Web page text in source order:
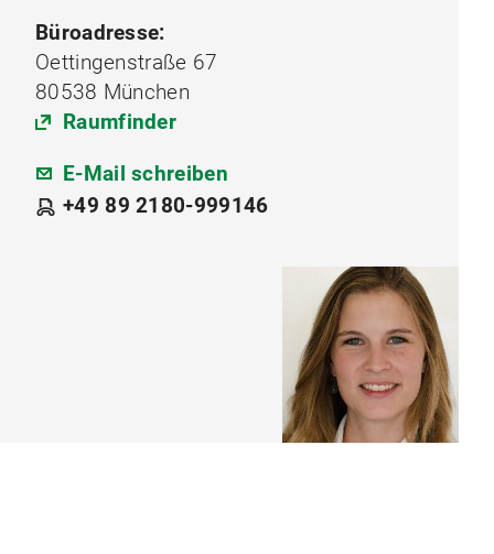
Büroadresse:
Oettingenstraße 67
80538 München
Raumfinder
E-Mail schreiben
+49 89 2180-999146